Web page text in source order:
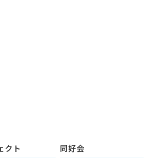
クト 同好会